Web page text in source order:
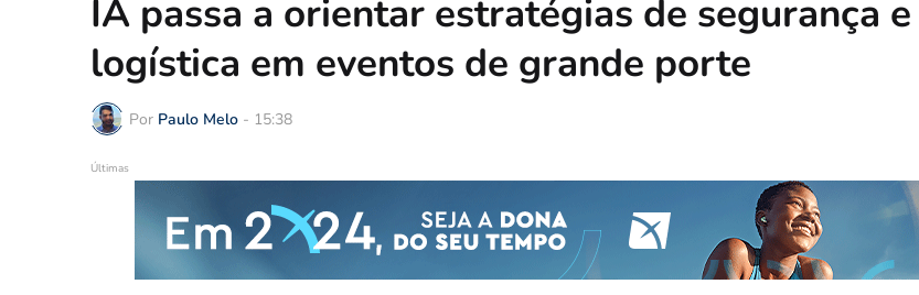
IA passa a orientar estratégias de segurança e
logística em eventos de grande porte
Por Paulo Melo - 15:38
Últimas